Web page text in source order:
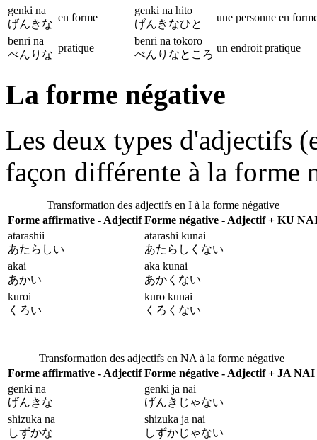
genki na
げんきな
en forme
genki na hito
げんきなひと
une personne en
benri na
べんりな
pratique
benri na tokoro
べんりなところ
un endroit pratique
La forme négative
Les deux types d'adjectifs
façon différente à la forme
Transformation des adjectifs en I à la forme négative
Forme affirmative - Adjectif Forme négative - Adjectif + KU
atarashii
あたらしい
atarashi kunai
あたらしくない
akai
あかい
aka kunai
あかくない
kuroi
くろい
kuro kunai
くろくない
Transformation des adjectifs en NA à la forme négative
Forme affirmative - Adjectif Forme négative - Adjectif + JA NAI
genki na
げんきな
genki ja nai
げんきじゃない
shizuka na
しずかな
shizuka ja nai
しずかじゃない